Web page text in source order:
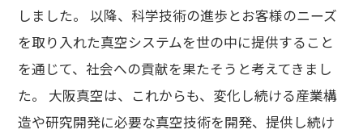
しました。 以降、科学技術の進歩とお客様のニーズ
を取り入れた真空システムを世の中に提供すること
を通じて、社会への貢献を果たそうと考えてきまし
た。 大阪真空は、これからも、変化し続ける産業構
造や研究開発に必要な真空技術を開発、提供し続け